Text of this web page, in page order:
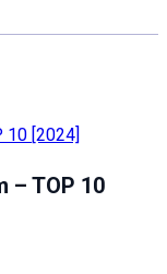
– TOP 10